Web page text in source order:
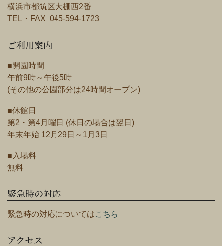
横浜市都筑区大棚西2番
TEL・FAX 045-594-1723
ご利用案内
■開園時間
午前9時～午後5時
(その他の公園部分は24時間オープン)
■休館日
第2・第4月曜日 (休日の場合は翌日)
年末年始 12月29日～1月3日
■入場料
無料
緊急時の対応
緊急時の対応についてはこちら
アクセス